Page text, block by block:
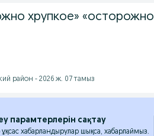
хрупкое» «осторожно
район - 2026 ж. 07 тамыз
парамтерлерін сақтау
ұқсас хабарландырулар шықса, хабарлаймыз.